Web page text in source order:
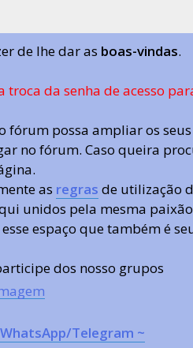
de lhe dar as boas-vindas.
troca da senha de acesso
fórum possa ampliar os
no fórum. Caso queira
as regras de utilização
unidos pela mesma
espaço que também é
dos nosso grupos
Telegram ~